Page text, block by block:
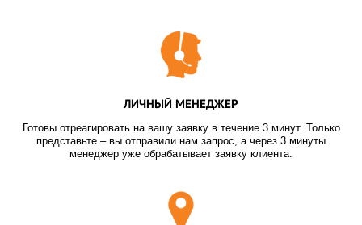
ЛИЧНЫЙ МЕНЕДЖЕР
Готовы отреагировать на вашу заявку в течение 3 минут. Только
представьте – вы отправили нам запрос, а через 3 минуты
менеджер уже обрабатывает заявку клиента.